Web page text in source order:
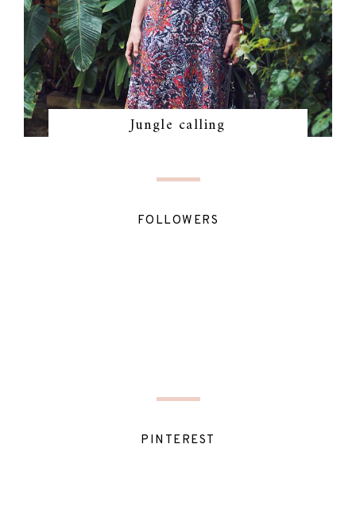
Jungle calling
FOLLOWERS
PINTEREST